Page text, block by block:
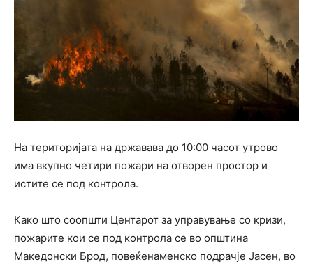
На територијата на државава до 10:00 часот утрово
има вкупно четири пожари на отворен простор и
истите се под контрола.
Како што соопшти Центарот за управување со кризи,
пожарите кои се под контрола се во општина
Македонски Брод, повеќенаменско подрачје Јасен, во